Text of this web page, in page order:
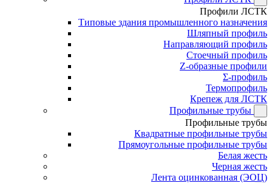
Профили ЛСТК
Типовые здания промышленного назначения
Шляпный профиль
Направляющий профиль
Стоечный профиль
Z-образные профили
Σ-профиль
Термопрофиль
Крепеж для ЛСТК
Профильные трубы
Профильные трубы
Квадратные профильные трубы
Прямоугольные профильные трубы
Белая жесть
Черная жесть
Лента оцинкованная (ЭОЦ)